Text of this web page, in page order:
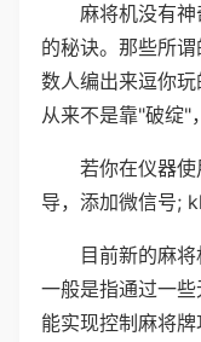
麻将机没有
的秘诀。那些所
数人编出来逗你
从来不是靠"破绽"
若你在仪器
导，添加微信号;
目前新的麻
一般是指通过一
能实现控制麻将牌